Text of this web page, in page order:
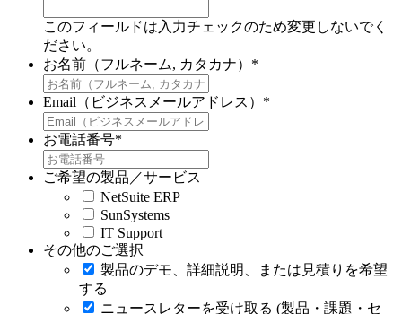
このフィールドは入力チェックのため変更しないでく
ださい。
お名前（フルネーム, カタカナ） *
Email（ビジネスメールアドレス） *
お電話番号*
ご希望の製品／サービス
NetSuite ERP
SunSystems
IT Support
その他のご選択
製品のデモ、詳細説明、または見積りを希望
する
ニュースレターを受け取る (製品・課題・セ